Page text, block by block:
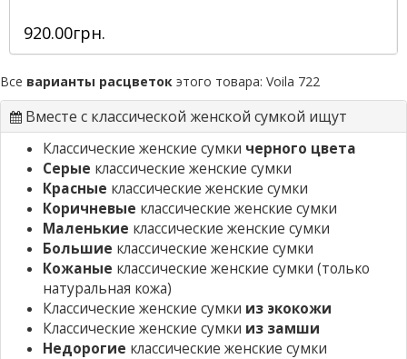
920.00грн.
Все варианты расцветок этого товара: Voila 722
Вместе с классической женской сумкой ищут
Классические женские сумки черного цвета
Серые классические женские сумки
Красные классические женские сумки
Коричневые классические женские сумки
Маленькие классические женские сумки
Большие классические женские сумки
Кожаные классические женские сумки (только
натуральная кожа)
Классические женские сумки из экокожи
Классические женские сумки из замши
Недорогие классические женские сумки